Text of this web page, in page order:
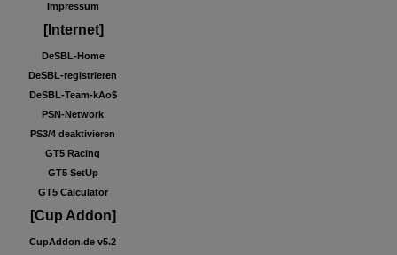
Impressum
[Internet]
DeSBL-Home
DeSBL-registrieren
DeSBL-Team-kAo$
PSN-Network
PS3/4 deaktivieren
GT5 Racing
GT5 SetUp
GT5 Calculator
[Cup Addon]
CupAddon.de v5.2